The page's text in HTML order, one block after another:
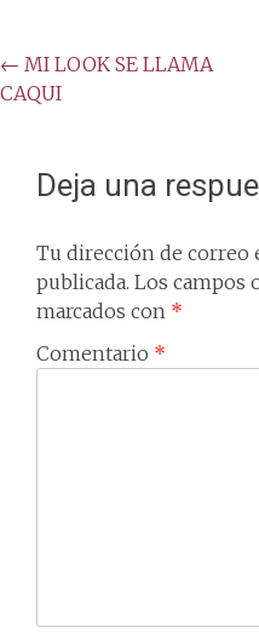
Post
navigation
← MI LOOK SE LLAMA
CAQUI
Deja una
Tu dirección de correo
publicada. Los campos
marcados con *
Comentario *